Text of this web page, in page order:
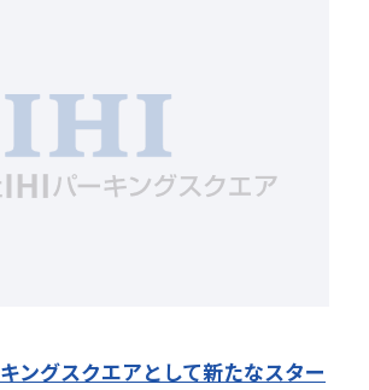
ングスクエアとして新たなスター